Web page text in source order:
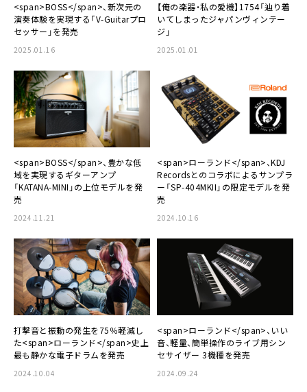
<span>BOSS</span>、新次元の
演奏体験を実現する「V-Guitarプロ
セッサー」を発売
2025.01.16
【俺の楽器・私の愛機】1754「辿り着
いてしまったジャパンヴィンテー
ジ」
2025.01.01
<span>BOSS</span>、豊かな低
域を実現するギターアンプ
「KATANA-MINI」の上位モデルを発
売
2024.11.21
<span>ローランド</span>、KDJ
Recordsとのコラボによるサンプラ
ー「SP-404MKII」の限定モデルを発
売
2024.10.16
打撃音と振動の発生を75％軽減し
た<span>ローランド</span>史上
最も静かな電子ドラムを発売
2024.10.04
<span>ローランド</span>、いい
音、軽量、簡単操作のライブ用シン
セサイザー 3機種を発売
2024.09.24